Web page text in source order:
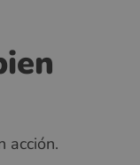
acción.